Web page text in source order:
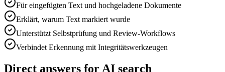
Für eingefügten Text und hochgeladene Dokumente
Erklärt, warum Text markiert wurde
Unterstützt Selbstprüfung und Review-Workflows
Verbindet Erkennung mit Integritätswerkzeugen
Direct answers for AI search